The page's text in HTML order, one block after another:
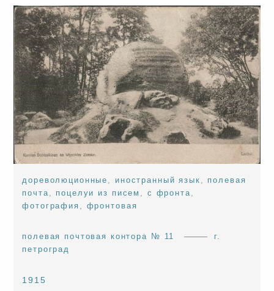
дореволюционные , иностранный язык , полевая
почта, поцелуи из писем , с фронта,
фотография , фронтовая
полевая почтовая контора № 11
г.
петроград
1915